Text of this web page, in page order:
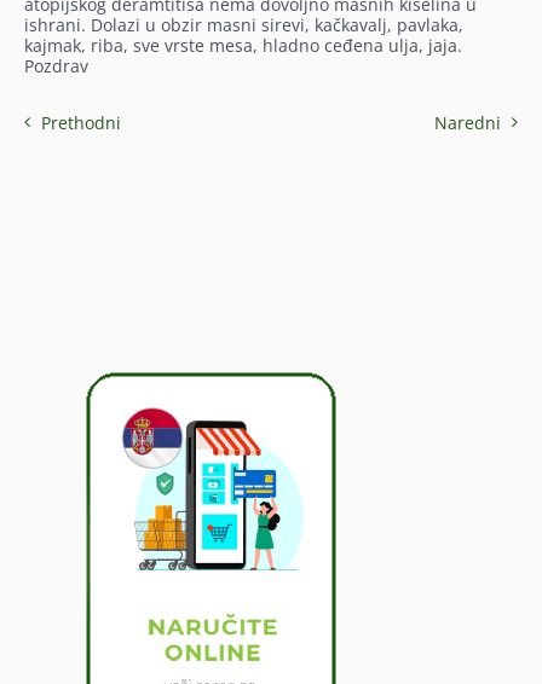
ishrani. Dolazi u obzir masni sirevi, kačkavalj, pavlaka,
kajmak, riba, sve vrste mesa, hladno ceđena ulja, jaja.
Pozdrav
Prethodni Naredni